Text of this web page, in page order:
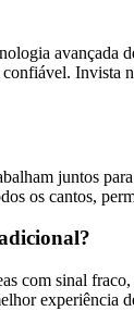
avançada
juntos
os cantos,
com sinal
experiência